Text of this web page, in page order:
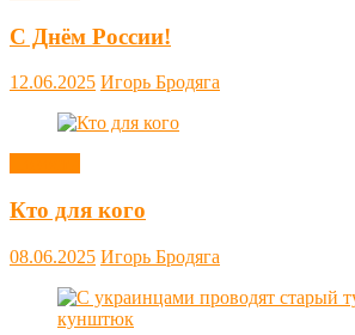
С Днём России!
12.06.2025 Игорь Бродяга
Кто для кого
08.06.2025 Игорь Бродяга